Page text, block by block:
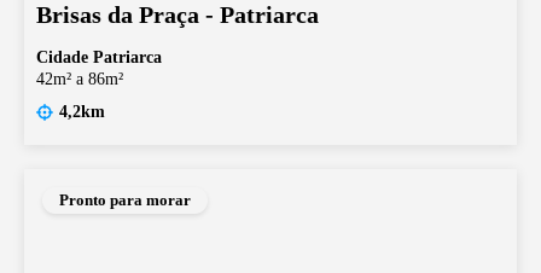
Brisas da Praça - Patriarca
Cidade Patriarca
42m² a 86m²
4,2km
Pronto para morar